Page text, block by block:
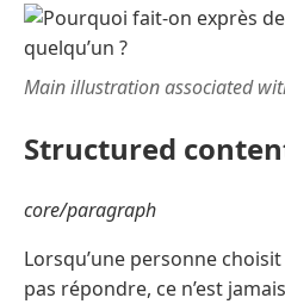
Main illustration associated
Structured
core/paragraph
Lorsqu’une personne
pas répondre, ce n’est